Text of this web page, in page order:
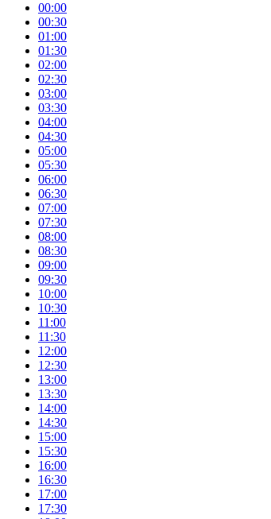
00:00
00:30
01:00
01:30
02:00
02:30
03:00
03:30
04:00
04:30
05:00
05:30
06:00
06:30
07:00
07:30
08:00
08:30
09:00
09:30
10:00
10:30
11:00
11:30
12:00
12:30
13:00
13:30
14:00
14:30
15:00
15:30
16:00
16:30
17:00
17:30